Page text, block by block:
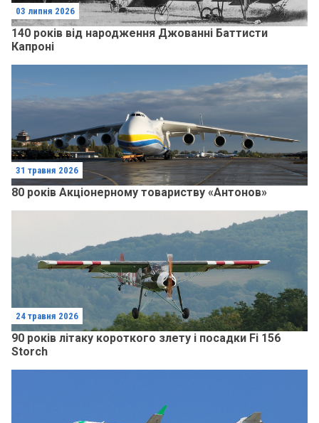
03 липня 2026
140 років від народження Джованні Баттисти
Капроні
31 травня 2026
80 років Акціонерному товариству «Антонов»
24 травня 2026
90 років літаку короткого злету і посадки Fi 156
Storch